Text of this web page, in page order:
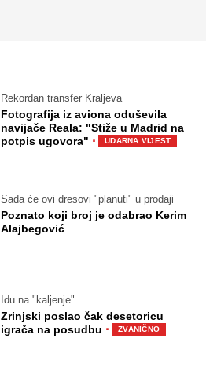
Rekordan transfer Kraljeva
Fotografija iz aviona oduševila
navijače Reala: "Stiže u Madrid na
potpis ugovora" · UDARNA VIJEST
Sada će ovi dresovi "planuti" u prodaji
Poznato koji broj je odabrao Kerim
Alajbegović
Idu na "kaljenje"
Zrinjski poslao čak desetoricu
igrača na posudbu · ZVANIČNO